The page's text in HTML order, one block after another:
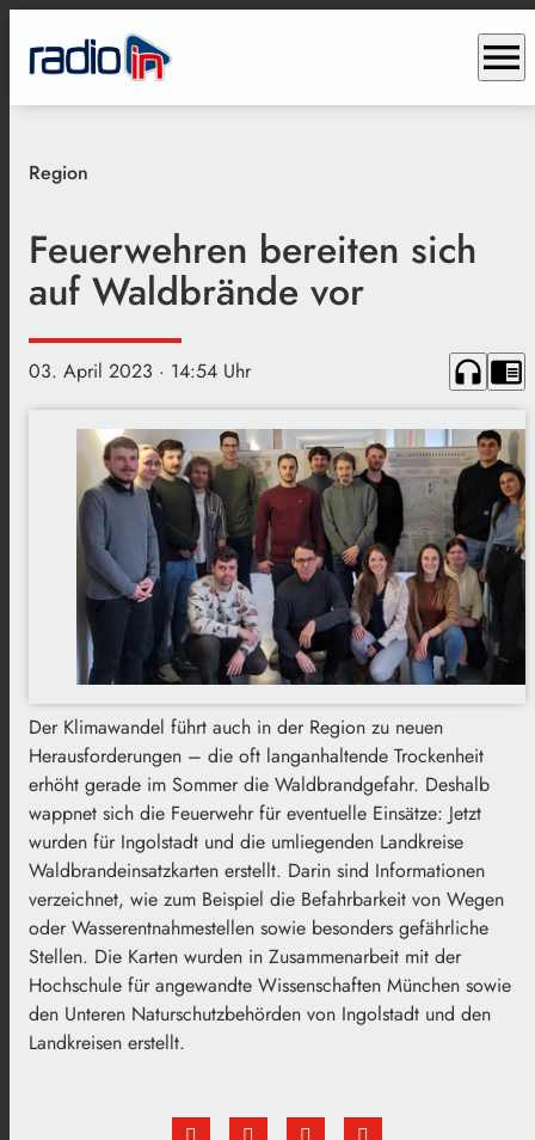
menu
Region
Feuerwehren bereiten sich
auf Waldbrände vor
03. April 2023 · 14:54 Uhr headphones chrome_reader_mode
Der Klimawandel führt auch in der Region zu neuen
Herausforderungen – die oft langanhaltende Trockenheit
erhöht gerade im Sommer die Waldbrandgefahr. Deshalb
wappnet sich die Feuerwehr für eventuelle Einsätze: Jetzt
wurden für Ingolstadt und die umliegenden Landkreise
Waldbrandeinsatzkarten erstellt. Darin sind Informationen
verzeichnet, wie zum Beispiel die Befahrbarkeit von Wegen
oder Wasserentnahmestellen sowie besonders gefährliche
Stellen. Die Karten wurden in Zusammenarbeit mit der
Hochschule für angewandte Wissenschaften München sowie
den Unteren Naturschutzbehörden von Ingolstadt und den
Landkreisen erstellt.